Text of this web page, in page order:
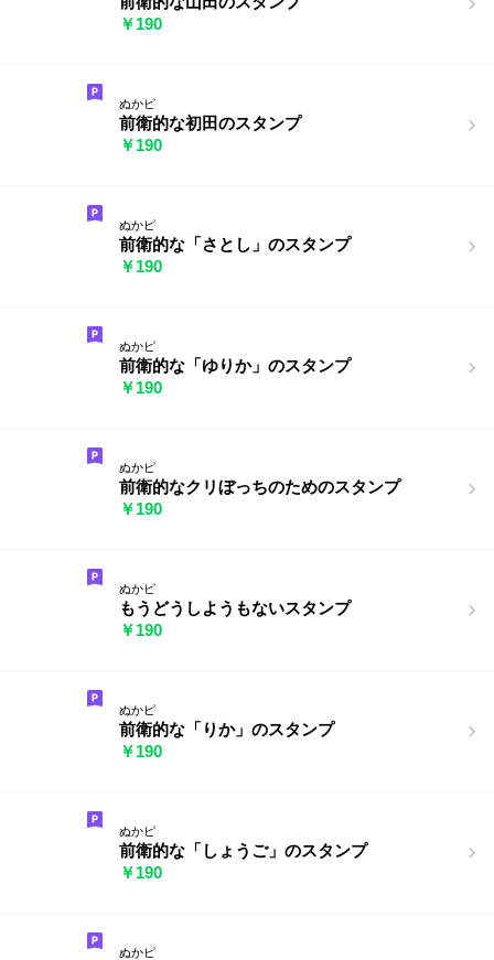
￥190
ぬかピ
前衛的な初田のスタンプ
￥190
ぬかピ
前衛的な「さとし」のスタンプ
￥190
ぬかピ
前衛的な「ゆりか」のスタンプ
￥190
ぬかピ
前衛的なクリぼっちのためのスタンプ
￥190
ぬかピ
もうどうしようもないスタンプ
￥190
ぬかピ
前衛的な「りか」のスタンプ
￥190
ぬかピ
前衛的な「しょうご」のスタンプ
￥190
ぬかピ